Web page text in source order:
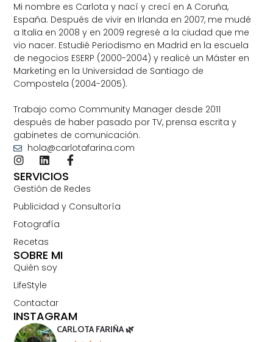
Mi nombre es Carlota y nací y crecí en A Coruña,
España. Después de vivir en Irlanda en 2007, me mudé
a Italia en 2008 y en 2009 regresé a la ciudad que me
vio nacer. Estudié Periodismo en Madrid en la escuela
de negocios ESERP (2000-2004) y realicé un Máster en
Marketing en la Universidad de Santiago de
Compostela (2004-2005).
Trabajo como Community Manager desde 2011
después de haber pasado por TV, prensa escrita y
gabinetes de comunicación.
hola@carlotafarina.com
SOBRE MI
Quién soy
LifeStyle
Contactar
SERVICIOS
Gestión de Redes
Publicidad y Consultoría
Fotografía
Recetas
INSTAGRAM
CARLOTA FARIÑA 🌿